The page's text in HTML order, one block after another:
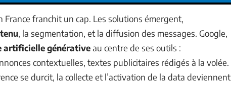
France franchit un cap. Les solutions émergent,
, la segmentation, et la diffusion des messages. Google,
artificielle générativeau centre de ses outils :
contextuelles, textes publicitaires rédigés à la volée.
se durcit, la collecte et l’activation de la data deviennent